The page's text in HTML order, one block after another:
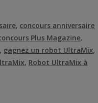
, concours anniversaire
Plus Magazine,
, gagnez un robot UltraMix,
, Robot UltraMix à